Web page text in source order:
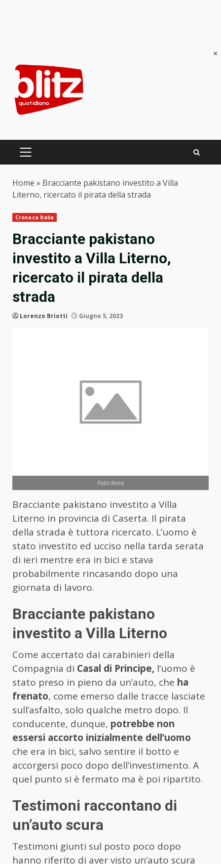
content
PRIMARY
Home » Bracciante pakistano investito a Villa
Literno, ricercato il pirata della strada
Cronaca Italia
Bracciante pakistano
investito a Villa Literno,
ricercato il pirata della
strada
Lorenzo Briotti Giugno 5, 2023
Foto Ansa
Bracciante pakistano investito a Villa
Literno in provincia di Caserta. Il pirata
della strada è tuttora ricercato. L’uomo è
stato investito ed ucciso nella tarda serata
di ieri mentre era in bici e stava
probabilmente rincasando dopo una
giornata di lavoro.
Bracciante pakistano
investito a Villa Literno
Come accertato dai carabinieri della
Compagnia di Casal di Principe, l’uomo è
stato preso in pieno da un’auto, che ha
frenato, come emerso dalle tracce lasciate
sull’asfalto, solo qualche metro dopo. Il
conducente, dunque, potrebbe non
essersi accorto inizialmente dell’uomo
che era in bici, salvo sentire il botto e
accorgersi poco dopo dell’investimento. A
quel punto si è fermato ma è poi ripartito.
Testimoni raccontano di
un’auto scura
Testimoni giunti sul posto poco dopo
hanno riferito di aver visto un’auto scura
×